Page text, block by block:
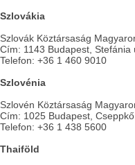
Szlovákia
Szlovák Köztársaság
Cím: 1143 Budapest, Stefánia
Telefon: +36 1 460 9010
Szlovénia
Szlovén Köztársaság
Cím: 1025 Budapest, Cseppkő
Telefon: +36 1 438 5600
Thaiföld